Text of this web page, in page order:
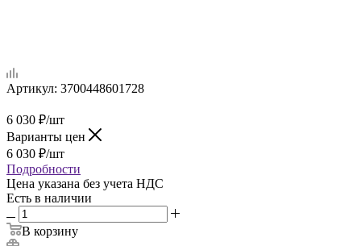
Артикул: 3700448601728
6 030 ₽/шт
Варианты цен
6 030 ₽/шт
Подробности
Цена указана без учета НДС
Есть в наличии
В корзину